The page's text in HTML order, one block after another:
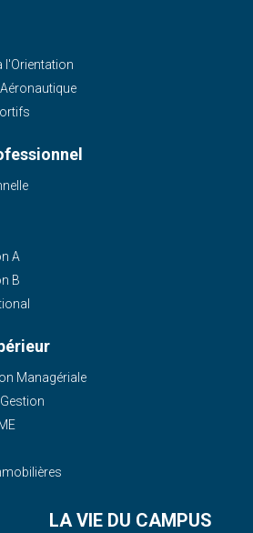
l'Orientation
Aéronautique
A
B
Managériale
LA VIE DU CAMPUS